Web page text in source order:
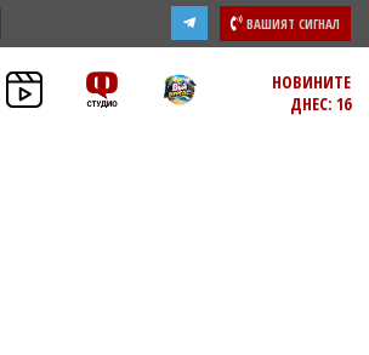
ВАШИЯТ СИГНАЛ
НОВИНИТЕ
ДНЕС: 16